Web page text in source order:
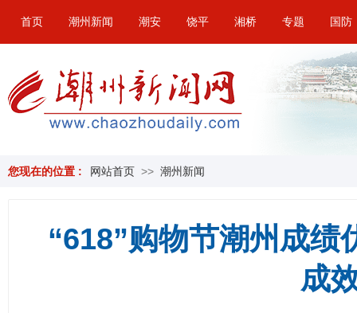
首页 潮州新闻 潮安 饶平 湘桥 专题 国防
您现在的位置 : 网站首页 >> 潮州新闻
“618”购物节潮州成绩
成